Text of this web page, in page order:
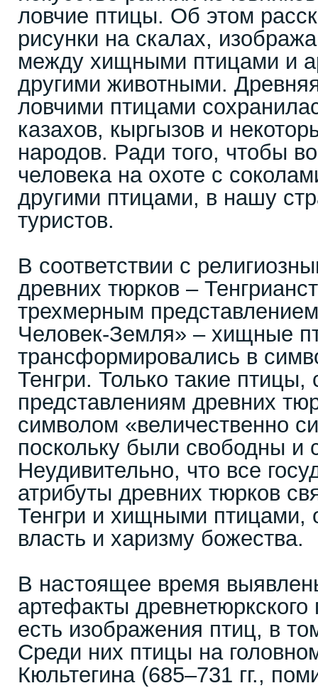
ловчие птицы. Об этом
рисунки на скалах,
между хищными птицами и
другими животными.
ловчими птицами
казахов, кыргызов и
народов. Ради того, чтобы
человека на охоте с
другими птицами, в нашу
туристов.
В соответствии с
древних тюрков –
трехмерным
Человек-Земля» – хищные
трансформировались в
Тенгри. Только такие птицы,
представлениям древних
символом «величественно
поскольку были свободны и
Неудивительно, что все
атрибуты древних тюрков
Тенгри и хищными птицами,
власть и харизму божества.
В настоящее время
артефакты
есть изображения птиц, в
Среди них птицы на
Кюльтегина (685–731 гг.,